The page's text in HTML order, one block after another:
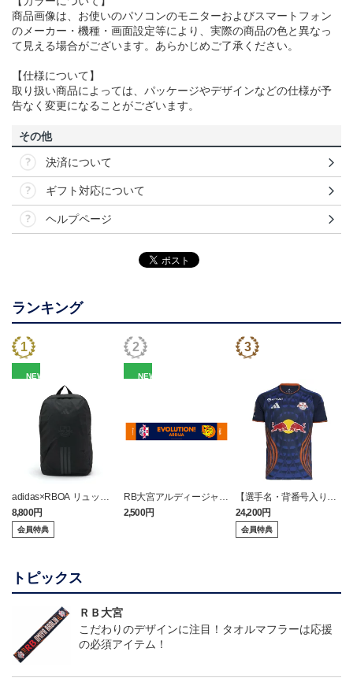
商品画像は、お使いのパソコンのモニターおよびスマートフォン
のメーカー・機種・画面設定等により、実際の商品の色と異なっ
て見える場合がございます。あらかじめご了承ください。
【仕様について】
取り扱い商品によっては、パッケージやデザインなどの仕様が予
告なく変更になることがございます。
その他
決済について
ギフト対応について
ヘルプページ
ランキング
NEW
adidas×RBOA リュック
（選手着用モデル）
8,800円
会員特典
NEW
RB大宮アルディージャ
ピカチュウ タオルマフラ
ー
2,500円
【選手名・背番号入り】
2026/27オーセンティッ
クユニフォーム（フィー
ルド1st）
24,200円
会員特典
トピックス
ＲＢ大宮
こだわりのデザインに注目！タオルマフラーは応援
の必須アイテム！